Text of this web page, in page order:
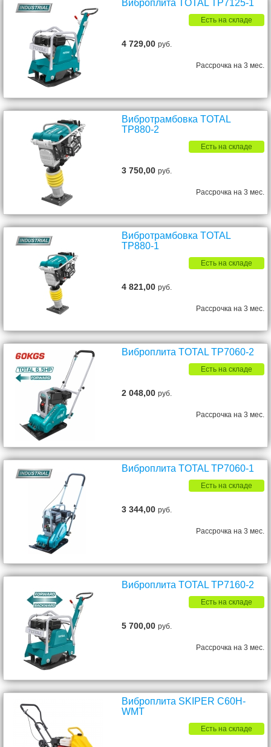
Виброплита TOTAL TP7125-1
Есть на складе
4 729,00руб.
Рассрочка на 3 мес.
Вибротрамбовка TOTAL
TP880-2
Есть на складе
3 750,00руб.
Рассрочка на 3 мес.
Вибротрамбовка TOTAL
TP880-1
Есть на складе
4 821,00руб.
Рассрочка на 3 мес.
Виброплита TOTAL TP7060-2
Есть на складе
2 048,00руб.
Рассрочка на 3 мес.
Виброплита TOTAL TP7060-1
Есть на складе
3 344,00руб.
Рассрочка на 3 мес.
Виброплита TOTAL TP7160-2
Есть на складе
5 700,00руб.
Рассрочка на 3 мес.
Виброплита SKIPER C60H-
WMT
Есть на складе